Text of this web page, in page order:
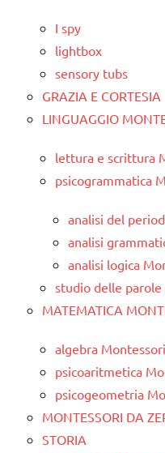
I spy
lightbox
sensory tubs
GRAZIA E CORTESIA
LINGUAGGIO
lettura e scrittura
psicogrammatica
analisi del
analisi
analisi logica
studio delle
MATEMATICA
algebra Montessori
psicoaritmetica
psicogeometria
MONTESSORI DA
STORIA